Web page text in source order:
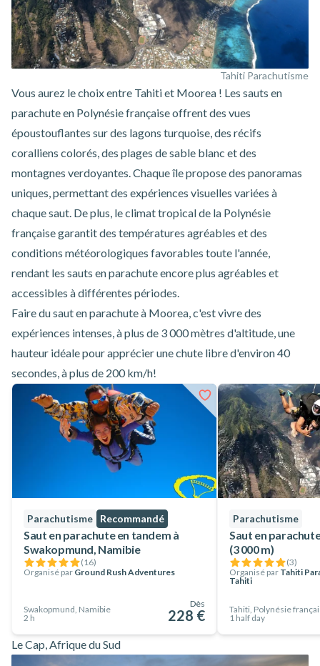
Tahiti Parachutisme
Vous aurez le choix entre Tahiti et Moorea ! Les sauts en
parachute en Polynésie françaiseoffrent des vues
époustouflantes sur des lagons turquoise, des récifs
coralliens colorés, des plages de sable blanc et des
montagnes verdoyantes. Chaque île propose des panoramas
uniques, permettant des expériences visuelles variées à
chaque saut. De plus, le climat tropical de la Polynésie
française garantit des températures agréables et des
conditions météorologiques favorables toute l'année,
rendant les sauts en parachute encore plus agréables et
accessibles à différentes périodes.
Faire dusaut en parachute à Moorea, c'est vivre des
expériences intenses, à plus de 3 000 mètres d'altitude, une
hauteur idéale pour apprécier une chute libre d'environ 40
secondes, à plus de 200 km/h!
Parachutisme Recommandé
Saut en parachute en tandem à
Swakopmund, Namibie
(16)
Organisé par Ground Rush Adventures
Swakopmund, Namibie
2 h
Dès
228 €
Parachutisme
Saut en
(3 000 m)
(3)
Organisé par Tahiti
Tahiti
Tahiti, Polynésie
1 half day
Le Cap, Afrique du Sud